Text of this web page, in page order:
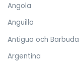
Angola
Anguilla
Antigua och Barbuda
Argentina